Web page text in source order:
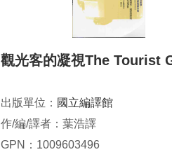
觀光客的凝視The Tourist
出版單位： 國立編譯館
作/編/譯者：葉浩譯
GPN：1009603496